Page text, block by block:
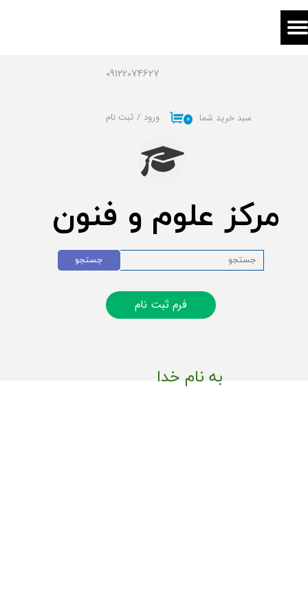
09122074627
مرکز علوم و فنون
۰ سبد خرید شما ورود / ثبت نام
حساب کاربری من
خروج از حساب کاربری
فرم ثبت نام
جستجو
به نام خدا